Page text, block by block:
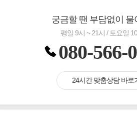
궁금할 땐 부담없이 물
평일 9시 ~ 21시 / 토요일
080-566-
24시간 맞춤상담 바로